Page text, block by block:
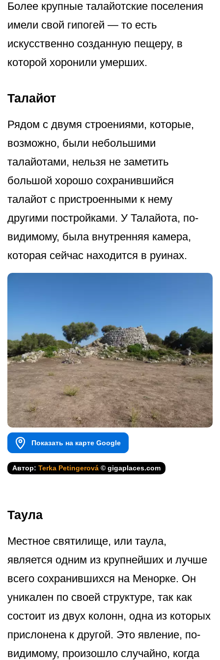
Более крупные талайотские поселения
имели свой гипогей — то есть
искусственно созданную пещеру, в
которой хоронили умерших.
Талайот
Рядом с двумя строениями, которые,
возможно, были небольшими
талайотами, нельзя не заметить
большой хорошо сохранившийся
талайот с пристроенными к нему
другими постройками. У Талайота, по-
видимому, была внутренняя камера,
которая сейчас находится в руинах.
Показать на карте Google
Автор: Terka Petingerová © gigaplaces.com
Таула
Местное святилище, или таула,
является одним из крупнейших и лучше
всего сохранившихся на Менорке. Он
уникален по своей структуре, так как
состоит из двух колонн, одна из которых
прислонена к другой. Это явление, по-
видимому, произошло случайно, когда